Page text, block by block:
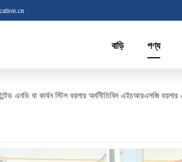
বাড়ি পণ্য
এনডি বা কার্বন স্টিল বয়লার অর্থনীতিবিদ এইচআরএসজি বয়লার